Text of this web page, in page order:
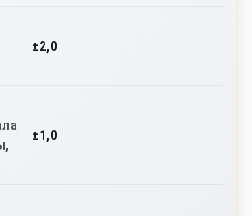
±2,0
±1,0